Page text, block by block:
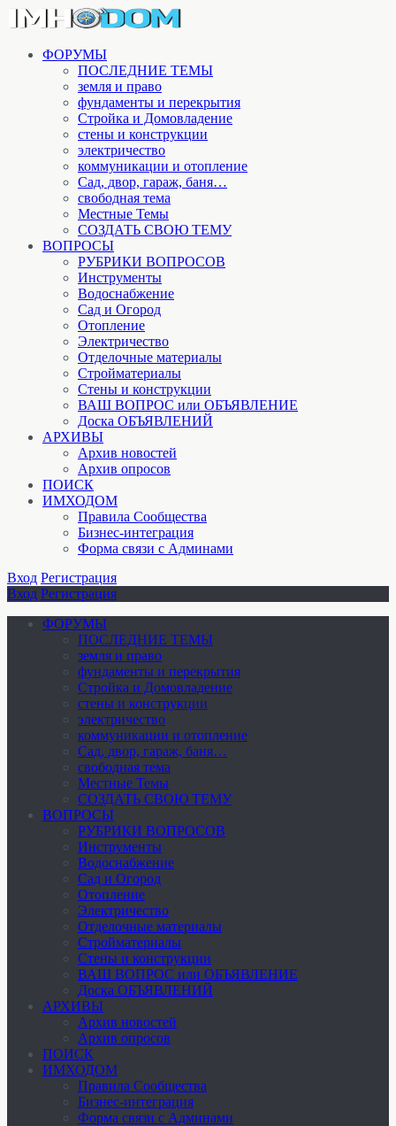
ФОРУМЫ
ПОСЛЕДНИЕ ТЕМЫ
земля и право
фундаменты и перекрытия
Стройка и Домовладение
стены и конструкции
электричество
коммуникации и отопление
Cад, двор, гараж, баня…
свободная тема
Местные Темы
СОЗДАТЬ СВОЮ ТЕМУ
ВОПРОСЫ
РУБРИКИ ВОПРОСОВ
Инструменты
Водоснабжение
Сад и Огород
Отопление
Электричество
Отделочные материалы
Стройматериалы
Стены и конструкции
ВАШ ВОПРОС или ОБЪЯВЛЕНИЕ
Доска ОБЪЯВЛЕНИЙ
АРХИВЫ
Архив новостей
Архив опросов
ПОИСК
ИМХОДОМ
Правила Сообщества
Бизнес-интеграция
Форма связи с Админами
Вход Регистрация
Вход Регистрация
ФОРУМЫ
ПОСЛЕДНИЕ ТЕМЫ
земля и право
фундаменты и перекрытия
Стройка и Домовладение
стены и конструкции
электричество
коммуникации и отопление
Cад, двор, гараж, баня…
свободная тема
Местные Темы
СОЗДАТЬ СВОЮ ТЕМУ
ВОПРОСЫ
РУБРИКИ ВОПРОСОВ
Инструменты
Водоснабжение
Сад и Огород
Отопление
Электричество
Отделочные материалы
Стройматериалы
Стены и конструкции
ВАШ ВОПРОС или ОБЪЯВЛЕНИЕ
Доска ОБЪЯВЛЕНИЙ
АРХИВЫ
Архив новостей
Архив опросов
ПОИСК
ИМХОДОМ
Правила Сообщества
Бизнес-интеграция
Форма связи с Админами